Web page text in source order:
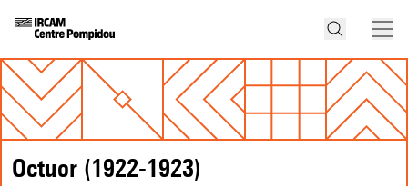
Octuor (1922-1923)